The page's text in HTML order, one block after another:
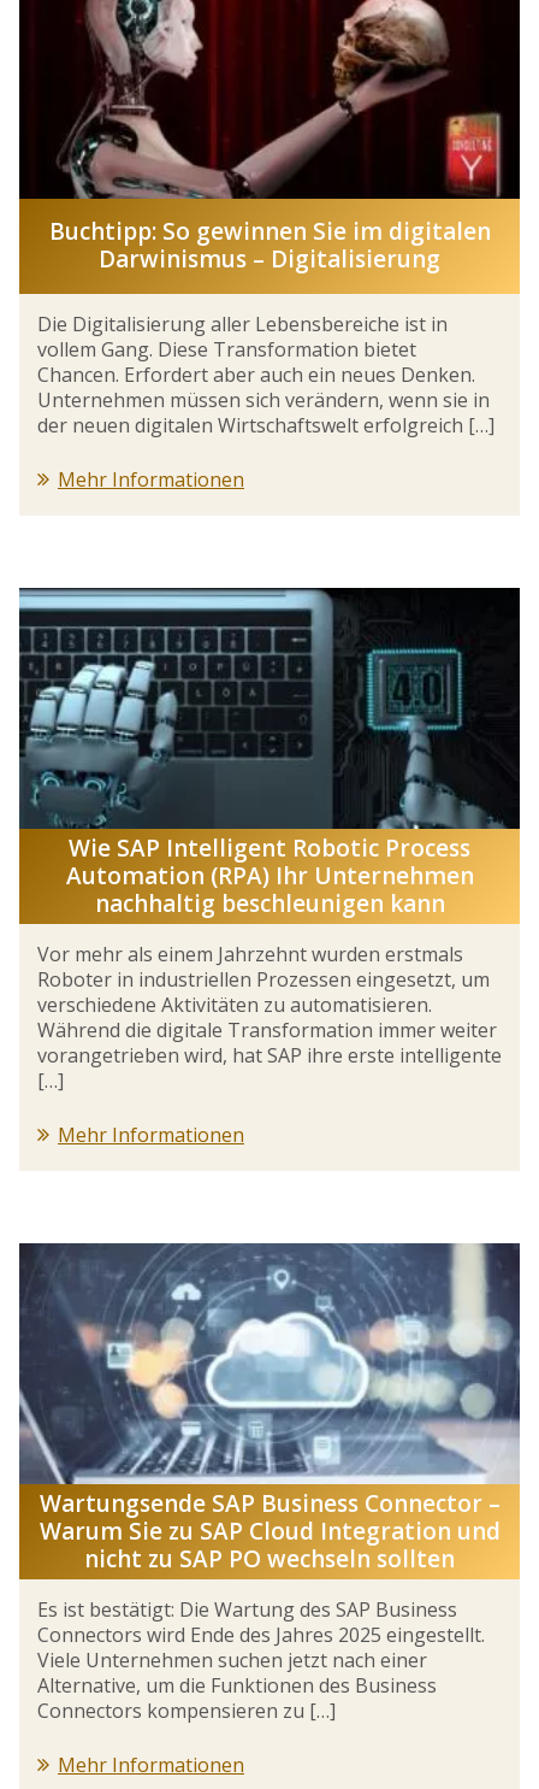
Buchtipp: So gewinnen Sie im digitalen
Darwinismus – Digitalisierung
Die Digitalisierung aller Lebensbereiche ist in
vollem Gang. Diese Transformation bietet
Chancen. Erfordert aber auch ein neues Denken.
Unternehmen müssen sich verändern, wenn sie in
der neuen digitalen Wirtschaftswelt erfolgreich […]
Mehr Informationen
Wie SAP Intelligent Robotic Process
Automation (RPA) Ihr Unternehmen
nachhaltig beschleunigen kann
Vor mehr als einem Jahrzehnt wurden erstmals
Roboter in industriellen Prozessen eingesetzt, um
verschiedene Aktivitäten zu automatisieren.
Während die digitale Transformation immer weiter
vorangetrieben wird, hat SAP ihre erste intelligente
[…]
Mehr Informationen
Wartungsende SAP Business Connector –
Warum Sie zu SAP Cloud Integration und
nicht zu SAP PO wechseln sollten
Es ist bestätigt: Die Wartung des SAP Business
Connectors wird Ende des Jahres 2025 eingestellt.
Viele Unternehmen suchen jetzt nach einer
Alternative, um die Funktionen des Business
Connectors kompensieren zu […]
Mehr Informationen